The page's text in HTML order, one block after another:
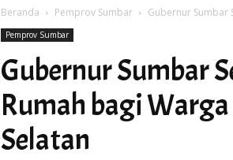
Beranda Pemprov Sumbar Gubernur Sumbar
Pemprov Sumbar
Gubernur Sumbar
Rumah bagi
Selatan